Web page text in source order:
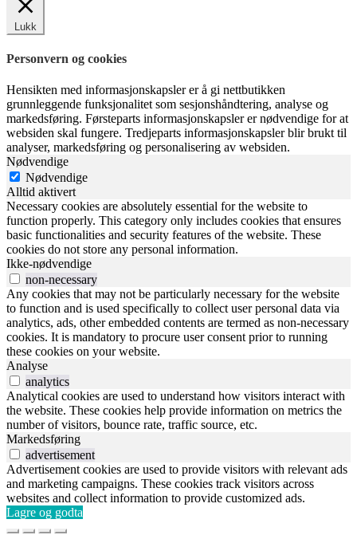
Lukk
Personvern og cookies
Hensikten med informasjonskapsler er å gi nettbutikken
grunnleggende funksjonalitet som sesjonshåndtering, analyse og
markedsføring. Førsteparts informasjonskapsler er nødvendige for at
websiden skal fungere. Tredjeparts informasjonskapsler blir brukt til
analyser, markedsføring og personalisering av websiden.
Nødvendige
Nødvendige
Alltid aktivert
Necessary cookies are absolutely essential for the website to
function properly. This category only includes cookies that ensures
basic functionalities and security features of the website. These
cookies do not store any personal information.
Ikke-nødvendige
non-necessary
Any cookies that may not be particularly necessary for the website
to function and is used specifically to collect user personal data via
analytics, ads, other embedded contents are termed as non-necessary
cookies. It is mandatory to procure user consent prior to running
these cookies on your website.
Analyse
analytics
Analytical cookies are used to understand how visitors interact with
the website. These cookies help provide information on metrics the
number of visitors, bounce rate, traffic source, etc.
Markedsføring
advertisement
Advertisement cookies are used to provide visitors with relevant ads
and marketing campaigns. These cookies track visitors across
websites and collect information to provide customized ads.
Lagre og godta